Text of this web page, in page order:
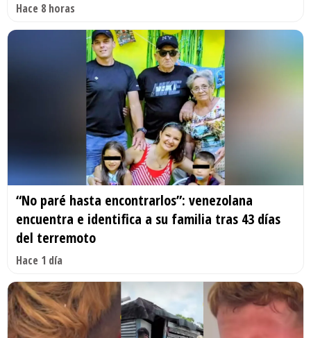
Hace 8 horas
“No paré hasta encontrarlos”: venezolana
encuentra e identifica a su familia tras 43 días
del terremoto
Hace 1 día